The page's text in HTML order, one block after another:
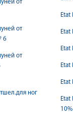
от
от
6
от
ног
Etat